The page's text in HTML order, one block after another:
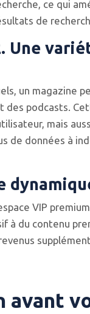
ce qui
de
Une
un magazine
des podcasts.
mais
de données à
VIP
à du contenu
avant